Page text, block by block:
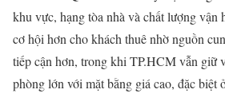
khu vực, hạng tòa nhà và chất lượng vận
cơ hội hơn cho khách thuê nhờ nguồn
tiếp cận hơn, trong khi TP.HCM vẫn giữ
phòng lớn với mặt bằng giá cao, đặc biệt